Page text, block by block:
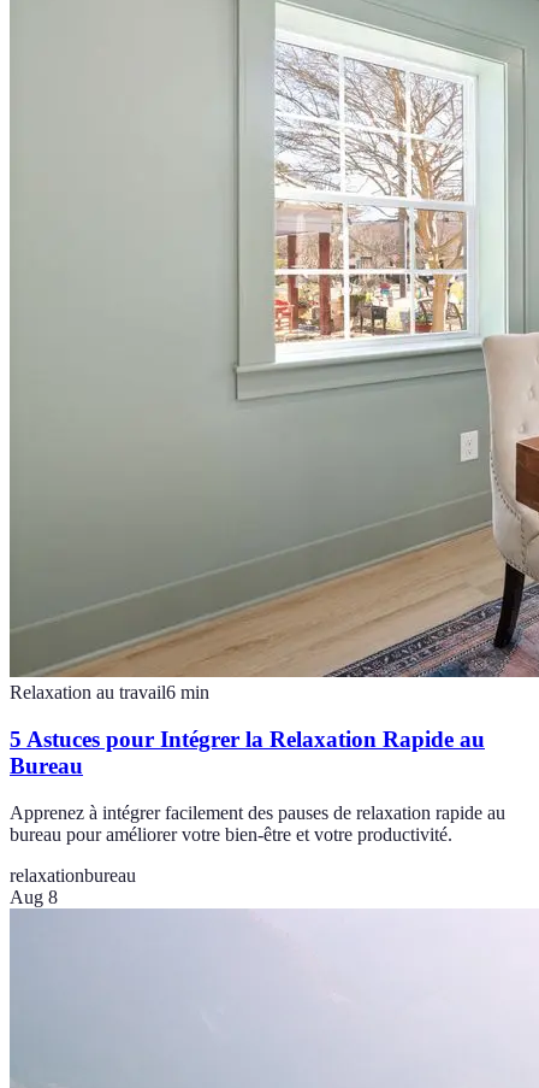
Relaxation au travail6 min
5 Astuces pour Intégrer la Relaxation Rapide au
Bureau
Apprenez à intégrer facilement des pauses de relaxation rapide au
bureau pour améliorer votre bien-être et votre productivité.
relaxationbureau
Aug 8